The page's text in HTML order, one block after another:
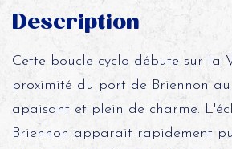
Description
Cette boucle cyclo débute sur la
proximité du port de Briennon
apaisant et plein de charme.
Briennon apparait rapidement